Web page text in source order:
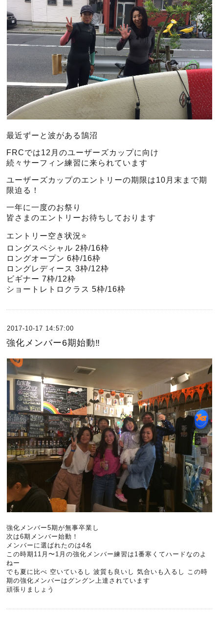
最近ずーと波がある鵠沼
FRCでは12月のユーザーズカップに向け
続々サーフィン練習に来られています
ユーザーズカップのエントリーの期限は10月末まで期
限迫る！
一年に一度のお祭り
皆さまのエントリーお待ちしております
エントリー空き状況⭐️
ロングスペシャル 2枠/16枠
ロングオープン 6枠/16枠
ロングレディース 3枠/12枠
ビギナー 7枠/12枠
ショートレトロクラス 5枠/16枠
2017-10-17 14:57:00
強化メンバー6期始動‼️
強化メンバー5期が無事卒業し
次は6期メンバー始動！
メンバーに選ばれたのは4名
この時期11月〜1月の強化メンバー練習は1番寒くてハードなのよ
ねー
でも夏に比べ 空いているし 波質も良いし 気合いも入るし この時
期の強化メンバーはグングン上達されています
頑張りましょう